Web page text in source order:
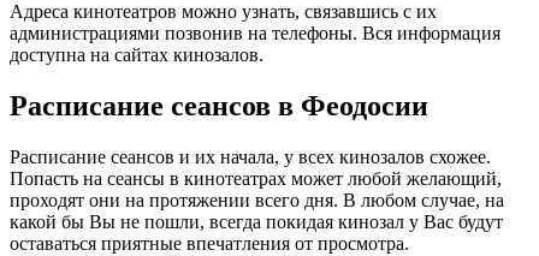
Адреса кинотеатров можно узнать, связавшись с их
администрациями позвонив на телефоны. Вся информация
доступна на сайтах кинозалов.
Расписание сеансов в Феодосии
Расписание сеансов и их начала, у всех кинозалов схожее.
Попасть на сеансы в кинотеатрах может любой желающий,
проходят они на протяжении всего дня. В любом случае, на
какой бы Вы не пошли, всегда покидая кинозал у Вас будут
оставаться приятные впечатления от просмотра.